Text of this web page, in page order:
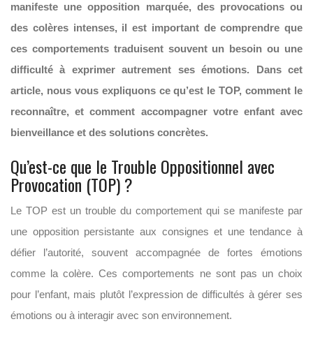
manifeste une opposition marquée, des provocations ou
des colères intenses, il est important de comprendre que
ces comportements traduisent souvent un besoin ou une
difficulté à exprimer autrement ses émotions. Dans cet
article, nous vous expliquons ce qu’est le TOP, comment le
reconnaître, et comment accompagner votre enfant avec
bienveillance et des solutions concrètes.
Qu’est-ce que le Trouble Oppositionnel avec
Provocation (TOP) ?
Le TOP est un trouble du comportement qui se manifeste par
une opposition persistante aux consignes et une tendance à
défier l’autorité, souvent accompagnée de fortes émotions
comme la colère. Ces comportements ne sont pas un choix
pour l’enfant, mais plutôt l’expression de difficultés à gérer ses
émotions ou à interagir avec son environnement.